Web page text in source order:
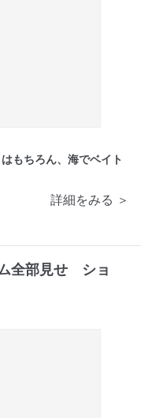
もちろん、海でベイト
詳細をみる ＞
全部見せ ショ